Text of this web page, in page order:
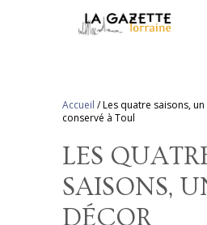
Accueil /Les quatre saisons,
conservé à Toul
LES
SAISONS,
DÉCOR